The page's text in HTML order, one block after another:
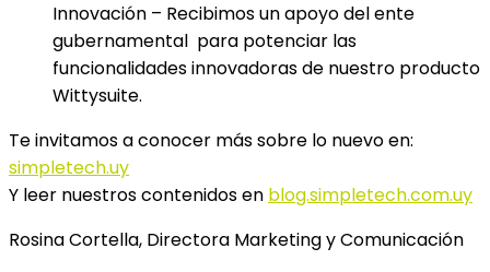
Innovación – Recibimos un apoyo del ente
gubernamental para potenciar las
funcionalidades innovadoras de nuestro producto
Wittysuite.
Te invitamos a conocer más sobre lo nuevo en:
simpletech.uy
Y leer nuestros contenidos en blog.simpletech.com.uy
Rosina Cortella, Directora Marketing y Comunicación